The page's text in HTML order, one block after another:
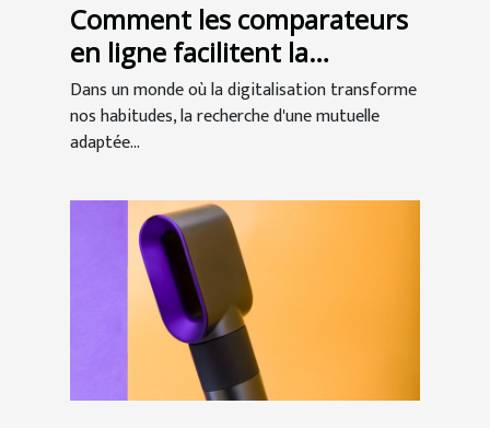
Comment les comparateurs
en ligne facilitent la
recherche de mutuelles
seniors
Dans un monde où la digitalisation transforme
nos habitudes, la recherche d'une mutuelle
adaptée...